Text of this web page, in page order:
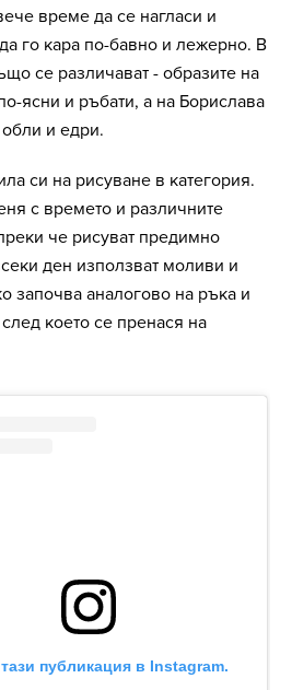
време да се нагласи и
го кара по-бавно и лежерно. В
се различават - образите на
ясни и ръбати, а на Борислава
и едри.
си на рисуване в категория.
с времето и различните
че рисуват предимно
ден използват моливи и
започва аналогово на ръка и
което се пренася на